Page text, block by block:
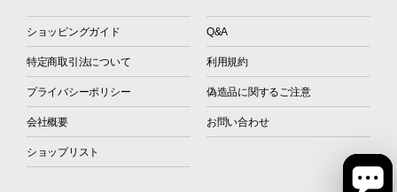
ショッピングガイド Q&A
特定商取引法について 利用規約
プライバシーポリシー 偽造品に関するご注意
会社概要 お問い合わせ
ショップリスト